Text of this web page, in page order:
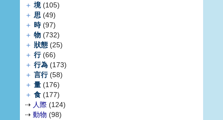
＋ 境(105)
＋ 思 (49)
＋ 時(97)
＋ 物 (732)
＋ 狀態 (25)
＋ 行(66)
＋ 行為 (173)
＋ 言行(58)
＋ 量 (176)
＋ 食 (177)
⇢ 人際 (124)
⇢ 動物 (98)